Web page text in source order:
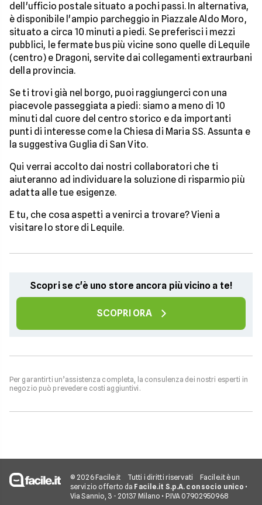
dell'ufficio postale situato a pochi passi. In alternativa,
è disponibile l'ampio parcheggio in Piazzale Aldo Moro,
situato a circa 10 minuti a piedi. Se preferisci i mezzi
pubblici, le fermate bus più vicine sono quelle di Lequile
(centro) e Dragoni, servite dai collegamenti extraurbani
della provincia.
Se ti trovi già nel borgo, puoi raggiungerci con una
piacevole passeggiata a piedi: siamo a meno di 10
minuti dal cuore del centro storico e da importanti
punti di interesse come la Chiesa di Maria SS. Assunta e
la suggestiva Guglia di San Vito.
Qui verrai accolto dai nostri collaboratori che ti
aiuteranno ad individuare la soluzione di risparmio più
adatta alle tue esigenze.
E tu, che cosa aspetti a venirci a trovare? Vieni a
visitare lo store di Lequile.
Scopri se c'è uno store ancora più vicino a te!
SCOPRI ORA
Per garantirti un’assistenza completa, la consulenza dei nostri esperti in
negozio può prevedere costi aggiuntivi.
© 2026 Facile.it Tutti i diritti riservati
Facile.it è un
servizio offerto da Facile.it S.p.A. con socio unico •
Via Sannio, 3 - 20137 Milano • P.IVA 07902950968